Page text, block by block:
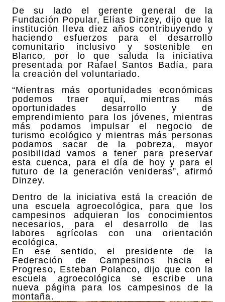
De su lado el gerente general de la
Fundación Popular, Elías Dinzey, dijo que la
institución lleva diez años contribuyendo y
haciendo esfuerzos para el desarrollo
comunitario inclusivo y sostenible en
Blanco, por lo que saluda la iniciativa
presentada por Rafael Santos Badía, para
la creación del voluntariado.
“Mientras más oportunidades económicas
podemos traer aquí, mientras más
oportunidades desarrollo y de
emprendimiento para los jóvenes, mientras
más podamos impulsar el negocio de
turismo ecológico y mientras más personas
podamos sacar de la pobreza, mayor
posibilidad vamos a tener para preservar
esta cuenca, para el día de hoy y para el
futuro de la generación venideras”, afirmó
Dinzey.
Dentro de la iniciativa está la creación de
una escuela agroecológica, para que los
campesinos adquieran los conocimientos
necesarios, para el desarrollo de las
labores agrícolas con una orientación
ecológica.
En ese sentido, el presidente de la
Federación de Campesinos hacia el
Progreso, Esteban Polanco, dijo que con la
escuela agroecológica se escribe una
nueva página para los campesinos de la
montaña.